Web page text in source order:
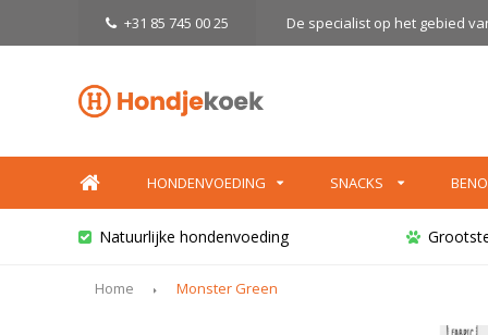
+31 85 745 00 25 De specialist op het gebied
HONDENVOEDING SNACKS
Natuurlijke hondenvoeding
Home Monster Green